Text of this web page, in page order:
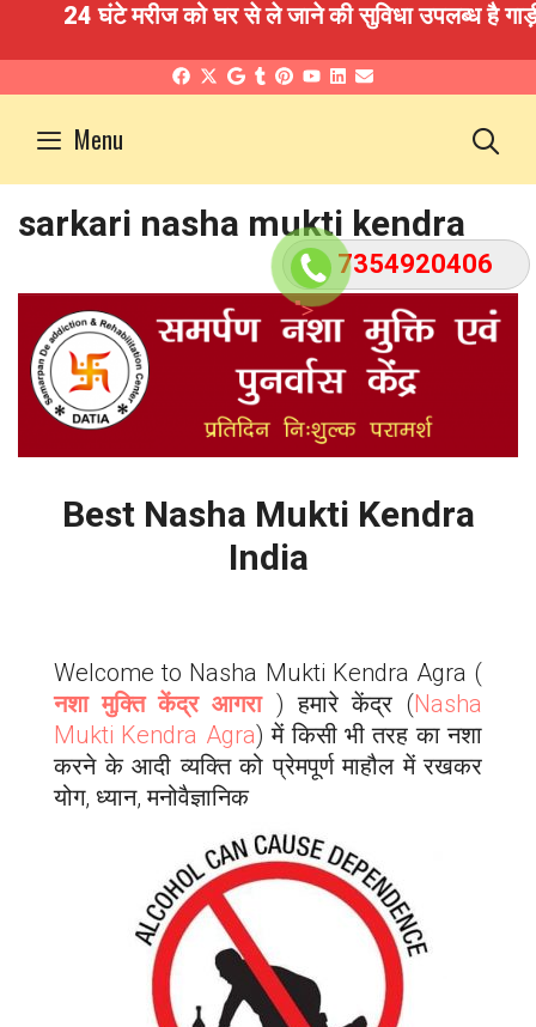
">
7354920406
घंटे मरीज को घर से ले जाने की सुविधा उपलब्ध है गाड़ी
contentMenu
sarkari nasha mukti kendra
Best Nasha Mukti Kendra
India
Welcome to Nasha Mukti Kendra Agra (
नशा मुक्ति केंद्र आगरा ) हमारे केंद्र (Nasha
Mukti Kendra Agra) में किसी भी तरह का नशा
करने के आदी व्यक्ति को प्रेमपूर्ण माहौल में रखकर
योग, ध्यान, मनोवैज्ञानिक